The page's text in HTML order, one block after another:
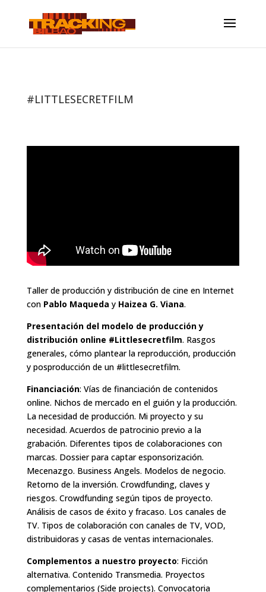
#LITTLESECRETFILM
Taller de producción y distribución de cine en Internet
con Pablo Maqueda yHaizea G. Viana.
Presentación del modelo de producción y
distribución online #Littlesecretfilm. Rasgos
generales, cómo plantear la reproducción, producción
y posproducción de un #littlesecretfilm.
Financiación: Vías de financiación de contenidos
online. Nichos de mercado en el guión y la producción.
La necesidad de producción. Mi proyecto y su
necesidad. Acuerdos de patrocinio previo a la
grabación. Diferentes tipos de colaboraciones con
marcas. Dossier para captar esponsorización.
Mecenazgo. Business Angels. Modelos de negocio.
Retorno de la inversión. Crowdfunding, claves y
riesgos. Crowdfunding según tipos de proyecto.
Análisis de casos de éxito y fracaso. Los canales de
TV. Tipos de colaboración con canales de TV, VOD,
distribuidoras y casas de ventas internacionales.
Complementos a nuestro proyecto: Ficción
alternativa. Contenido Transmedia. Proyectos
complementarios (Side projects). Convocatoria